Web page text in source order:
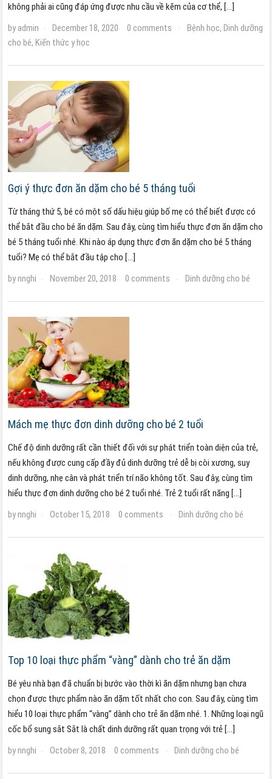
không phải ai cũng đáp ứng được nhu cầu về kẽm của cơ thể, […]
by admin · December 18, 2020· 0 comments · Bệnh học,Dinh dưỡng
cho bé,Kiến thức y học
Gợi ý thực đơn ăn dặm cho bé 5 tháng tuổi
Từ tháng thứ 5, bé có một số dấu hiệu giúp bố mẹ có thể biết được có
thể bắt đầu cho bé ăn dặm. Sau đây, cùng tìm hiểu thực đơn ăn dặm cho
bé 5 tháng tuổi nhé. Khi nào áp dụng thực đơn ăn dặm cho bé 5 tháng
tuổi? Mẹ có thể bắt đầu tập cho […]
bynnghi · November 20, 2018· 0 comments · Dinh dưỡng cho bé
Mách mẹ thực đơn dinh dưỡng cho bé 2 tuổi
Chế độ dinh dưỡng rất cần thiết đối với sự phát triển toàn diện của trẻ,
nếu không được cung cấp đầy đủ dinh dưỡng trẻ dễ bị còi xương, suy
dinh dưỡng, nhẹ cân và phát triển trí não không tốt. Sau đây, cùng tìm
hiểu thực đơn dinh dưỡng cho bé 2 tuổi nhé. Trẻ 2 tuổi rất năng […]
bynnghi · October 15, 2018· 0 comments · Dinh dưỡng cho bé
Top 10 loại thực phẩm “vàng” dành cho trẻ ăn dặm
Bé yêu nhà bạn đã chuẩn bị bước vào thời kì ăn dặm nhưng bạn chưa
chọn được thực phẩm nào ăn dặm tốt nhất cho con. Sau đây, cùng tìm
hiểu 10 loại thực phẩm “vàng” dành cho trẻ ăn dặm nhé. 1. Những loại ngũ
cốc bổ sung sắt Sắt là chất dinh dưỡng rất quan trọng với trẻ […]
bynnghi · October 8, 2018· 0 comments · Dinh dưỡng cho bé